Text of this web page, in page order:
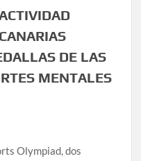
DE LAS
MENTALES
Olympiad, dos